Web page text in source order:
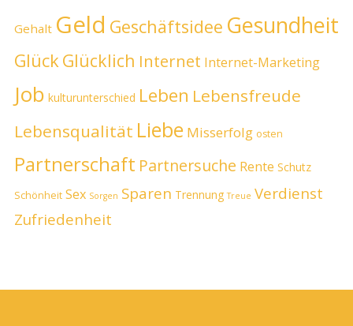
Gehalt Geld Geschäftsidee Gesundheit
Glück Glücklich Internet Internet-Marketing
Job kulturunterschied Leben Lebensfreude
Lebensqualität Liebe Misserfolg osten
Partnerschaft Partnersuche Rente Schutz
Schönheit Sex Sorgen Sparen Trennung Treue Verdienst
Zufriedenheit